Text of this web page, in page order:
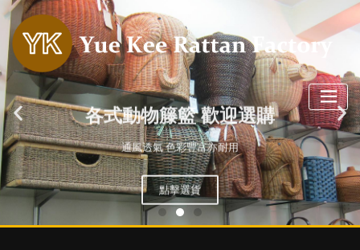
各式動物籐籃 歡迎選購
通風透氣 色彩豐富亦耐用
點擊選貨